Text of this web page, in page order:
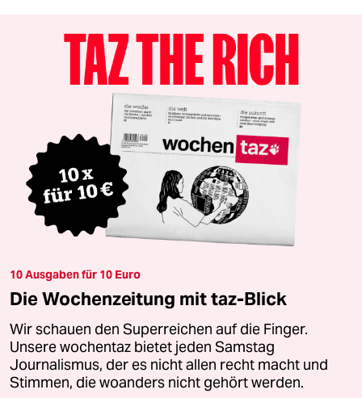
10 Ausgaben für 10 Euro
Die Wochenzeitung mit taz-Blick
Wir schauen den Superreichen auf die Finger.
Unsere wochentaz bietet jeden Samstag
Journalismus, der es nicht allen recht macht und
Stimmen, die woanders nicht gehört werden.